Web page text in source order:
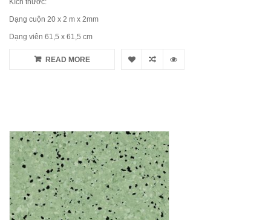
Dạng cuộn 20 x 2 m x 2mm
Dạng viên 61,5 x 61,5 cm
READ MORE